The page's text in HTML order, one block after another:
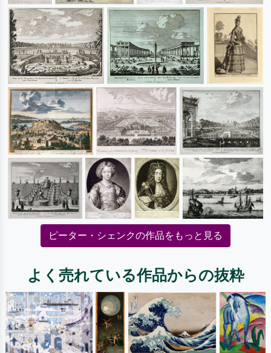
ピーター・シェンクの作品をもっと見る
よく売れている作品からの抜粋